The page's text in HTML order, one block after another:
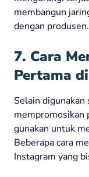
membangun
dengan produsen.
7. Cara
Pertama
Selain
mempromosikan
gunakan untuk
Beberapa cara
Instagram yang